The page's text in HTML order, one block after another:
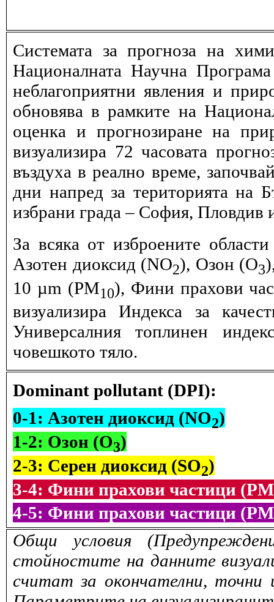
Системата за прогноза на
Националната Научна
неблагоприятни явления и
обновява в рамките на
оценка и прогнозиране на
визуализира 72 часовата
въздуха в реално време,
дни напред за територията на
избрани града – София, Пловдив
За всяка от изброените
Азотен диоксид (NO2), Озон (O3
10 µm (PM10), Фини прахови
визуализира Индекса за
Универсалния топлинен
човешкото тяло.
Dominant pollutant (DPI):
0-1: Азотен диоксид (NO2)
1-2: Озон (O3)
2-3: Серен диоксид (SO2)
3-4: Фини прахови частици (PM
4-5: Фини прахови частици (PM
Общи условия
стойностите на данните
считат за окончателни,